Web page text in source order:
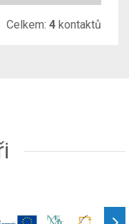
Celkem: 4 kontaktů